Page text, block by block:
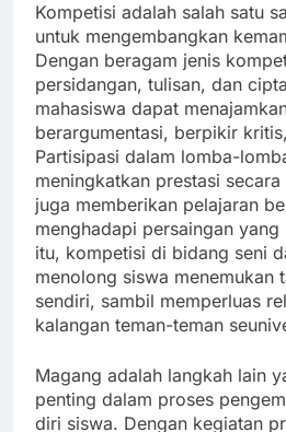
Kompetisi adalah salah satu
untuk mengembangkan
Dengan beragam jenis
persidangan, tulisan, dan
mahasiswa dapat
berargumentasi, berpikir
Partisipasi dalam lomba-
meningkatkan prestasi
juga memberikan pelajaran
menghadapi persaingan
itu, kompetisi di bidang seni
menolong siswa menemukan
sendiri, sambil memperluas
kalangan teman-teman
Magang adalah langkah lain
penting dalam proses
diri siswa. Dengan kegiatan